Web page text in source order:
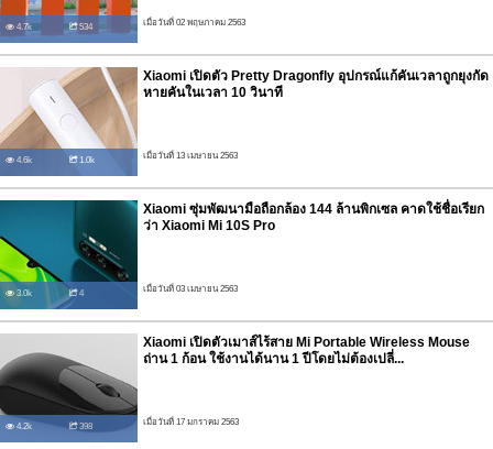
4.7k 534 เมื่อวันที่ 02 พฤษภาคม 2563
4.6k 1.0k
Xiaomi เปิดตัว Pretty Dragonfly อุปกรณ์แก้คันเวลาถูกยุงกัด
หายคันในเวลา 10 วินาที
เมื่อวันที่ 13 เมษายน 2563
3.0k 4
Xiaomi ซุ่มพัฒนามือถือกล้อง 144 ล้านพิกเซล คาดใช้ชื่อเรียก
ว่า Xiaomi Mi 10S Pro
เมื่อวันที่ 03 เมษายน 2563
4.2k 398
Xiaomi เปิดตัวเมาส์ไร้สาย Mi Portable Wireless Mouse
ถ่าน 1 ก้อน ใช้งานได้นาน 1 ปีโดยไม่ต้องเปลี่...
เมื่อวันที่ 17 มกราคม 2563